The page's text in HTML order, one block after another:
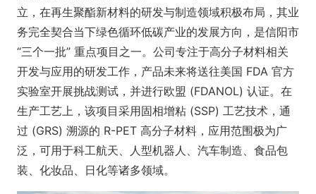
立，在再生聚酯新材料的研发与制造领域积极布局，其业
务完全契合当下绿色循环低碳产业的发展方向，是信阳市
“三个一批” 重点项目之一。公司专注于高分子材料相关
开发与应用的研发工作，产品未来将送往美国 FDA 官方
实验室开展挑战测试，并进行欧盟 (FDANOL) 认证。在
生产工艺上，该项目采用固相增粘 (SSP) 工艺技术，通
过 (GRS) 溯源的 R-PET 高分子材料，应用范围极为广
泛，可用于科工航天、人型机器人、汽车制造、食品包
装、化妆品、日化等诸多领域。